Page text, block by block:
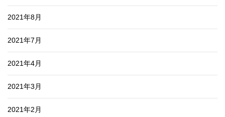
2021年8月
2021年7月
2021年4月
2021年3月
2021年2月